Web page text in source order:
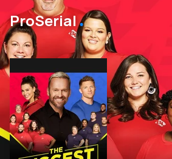
ProSerial․